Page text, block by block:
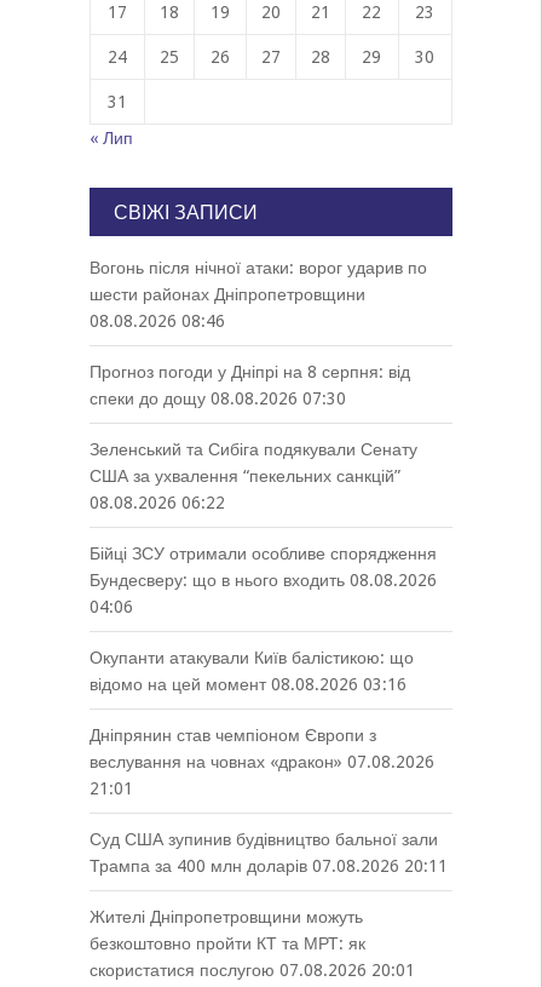
17 18 19 20 21 22 23
24 25 26 27 28 29 30
31
« Лип
СВІЖІ ЗАПИСИ
Вогонь після нічної атаки: ворог ударив по
шести районах Дніпропетровщини
08.08.2026 08:46
Прогноз погоди у Дніпрі на 8 серпня: від
спеки до дощу 08.08.2026 07:30
Зеленський та Сибіга подякували Сенату
США за ухвалення “пекельних санкцій”
08.08.2026 06:22
Бійці ЗСУ отримали особливе спорядження
Бундесверу: що в нього входить 08.08.2026
04:06
Окупанти атакували Київ балістикою: що
відомо на цей момент 08.08.2026 03:16
Дніпрянин став чемпіоном Європи з
веслування на човнах «дракон» 07.08.2026
21:01
Суд США зупинив будівництво бальної зали
Трампа за 400 млн доларів 07.08.2026 20:11
Жителі Дніпропетровщини можуть
безкоштовно пройти КТ та МРТ: як
скористатися послугою 07.08.2026 20:01